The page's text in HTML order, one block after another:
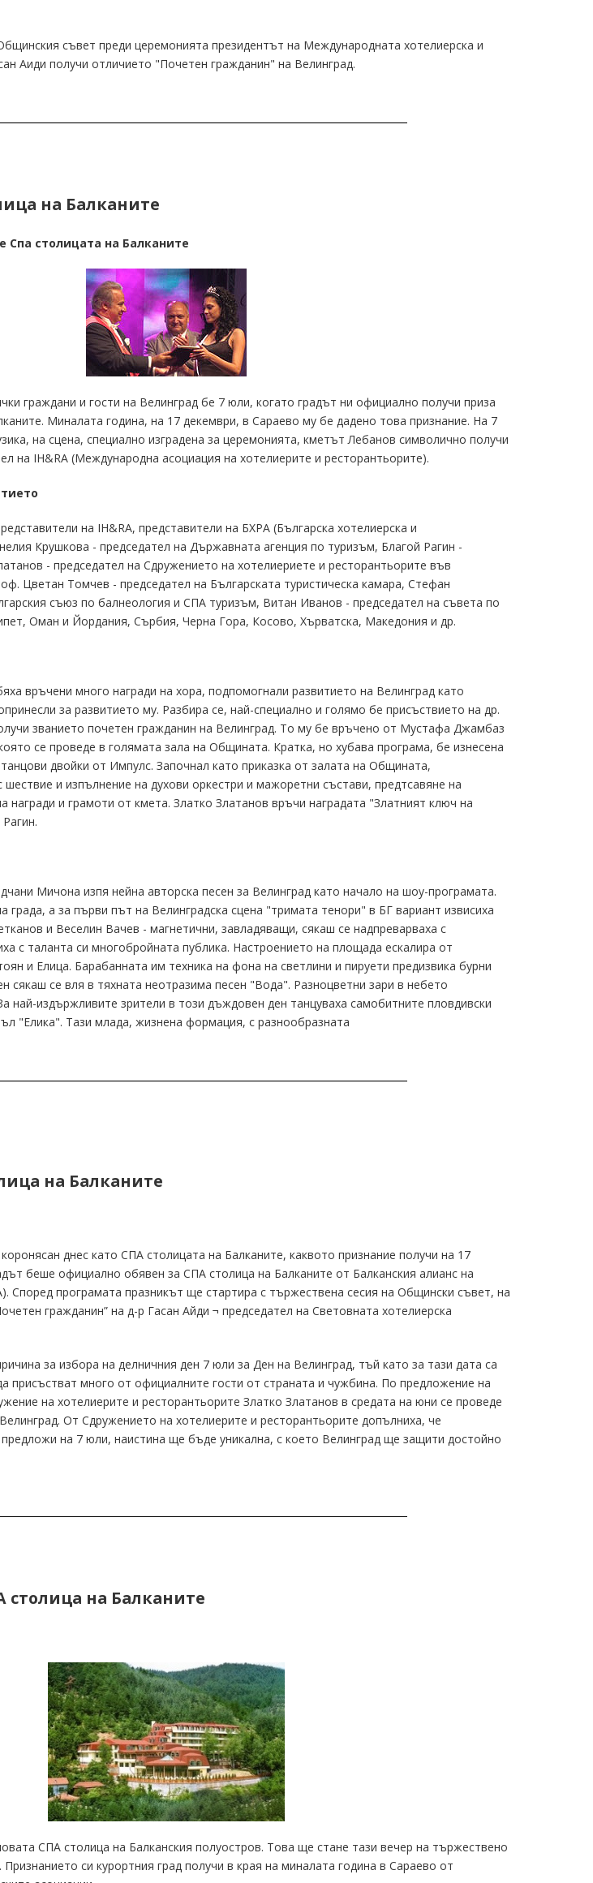
съвет преди церемонията президентът на Международната хотелиерска и
Аиди получи отличието "Почетен гражданин" на Велинград.
на Балканите
Спа столицата на Балканите
граждани и гости на Велинград бе 7 юли, когато градът ни официално получи приза
Миналата година, на 17 декември, в Сараево му бе дадено това признание. На 7
на сцена, специално изградена за церемонията, кметът Лебанов символично получи
на IH&RA (Международна асоциация на хотелиерите и ресторантьорите).
на IH&RA, представители на БХРА (Българска хотелиерска и
Крушкова - председател на Държавната агенция по туризъм, Благой Рагин -
- председател на Сдружението на хотелиериете и ресторантьорите във
Цветан Томчев - председател на Българската туристическа камара, Стефан
съюз по балнеология и СПА туризъм, Витан Иванов - председател на съвета по
Оман и Йордания, Сърбия, Черна Гора, Косово, Хърватска, Македония и др.
връчени много награди на хора, подпомогнали развитието на Велинград като
за развитието му. Разбира се, най-специално и голямо бе присъствието на др.
званието почетен гражданин на Велинград. То му бе връчено от Мустафа Джамбаз
се проведе в голямата зала на Общината. Кратка, но хубава програма, бе изнесена
двойки от Импулс. Започнал като приказка от залата на Общината,
и изпълнение на духови оркестри и мажоретни състави, предтсавяне на
награди и грамоти от кмета. Златко Златанов връчи наградата "Златният ключ на
Мичона изпя нейна авторска песен за Велинград като начало на шоу-програмата.
а за първи път на Велинградска сцена "тримата тенори" в БГ вариант извисиха
и Веселин Вачев - магнетични, завладяващи, сякаш се надпреварваха с
с таланта си многобройната публика. Настроението на площада ескалира от
и Елица. Барабанната им техника на фона на светлини и пируети предизвика бурни
сякаш се вля в тяхната неотразима песен "Вода". Разноцветни зари в небето
най-издържливите зрители в този дъждовен ден танцуваха самобитните пловдивски
"Елика". Тази млада, жизнена формация, с разнообразната
на Балканите
днес като СПА столицата на Балканите, каквото признание получи на 17
беше официално обявен за СПА столица на Балканите от Балканския алианс на
Според програмата празникът ще стартира с тържествена сесия на Общински съвет, на
гражданин” на д-р Гасан Айди ¬ председател на Световната хотелиерска
за избора на делничния ден 7 юли за Ден на Велинград, тъй като за тази дата са
присъстват много от официалните гости от страната и чужбина. По предложение на
на хотелиерите и ресторантьорите Златко Златанов в средата на юни се проведе
От Сдружението на хотелиерите и ресторантьорите допълниха, че
на 7 юли, наистина ще бъде уникална, с което Велинград ще защити достойно
столица на Балканите
СПА столица на Балканския полуостров. Това ще стане тази вечер на тържествено
си курортния град получи в края на миналата година в Сараево от